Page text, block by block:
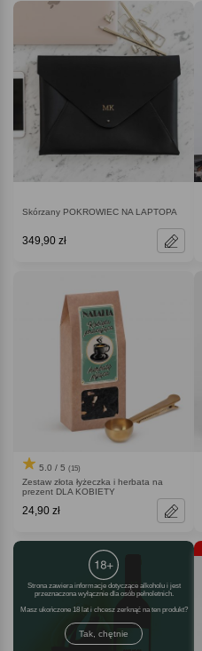
Skórzany POKROWIEC NA LAPTOPA
349,90 zł
5.0 / 5 (15)
Zestaw złota łyżeczka i herbata na
prezent DLA KOBIETY
24,90 zł
Strona zawiera informacje dotyczące alkoholu i jest
przeznaczona wyłącznie dla osób pełnoletnich.
Masz ukończone 18 lat i chcesz zerknąć na ten produkt
Tak, chętnie